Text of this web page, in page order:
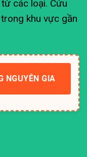
các loại. Cứu
khu vực gần
NGUYÊN GIA